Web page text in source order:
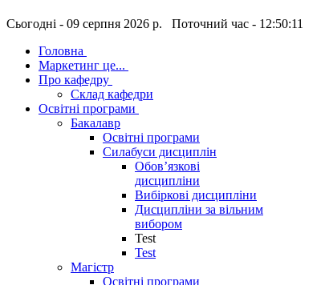
Сьогодні - 09 серпня 2026 р. Поточний час - 12:50:12
Головна
Маркетинг це...
Про кафедру
Склад кафедри
Освітні програми
Бакалавр
Освітні програми
Силабуси дисциплін
Обов’язкові
дисципліни
Вибіркові дисципліни
Дисципліни за вільним
вибором
Test
Test
Магістр
Освітні програми